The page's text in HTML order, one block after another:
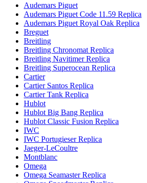
Audemars Piguet
Audemars Piguet Code 11.59 Replica
Audemars Piguet Royal Oak Replica
Breguet
Breitling
Breitling Chronomat Replica
Breitling Navitimer Replica
Breitling Superocean Replica
Cartier
Cartier Santos Replica
Cartier Tank Replica
Hublot
Hublot Big Bang Replica
Hublot Classic Fusion Replica
IWC
IWC Portugieser Replica
Jaeger-LeCoultre
Montblanc
Omega
Omega Seamaster Replica